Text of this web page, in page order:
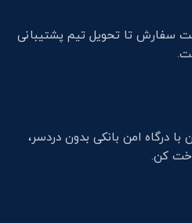
سفارش تا تحویل تیم پشتیبانی
درگاه امن بانکی بدون دردسر،
کن.